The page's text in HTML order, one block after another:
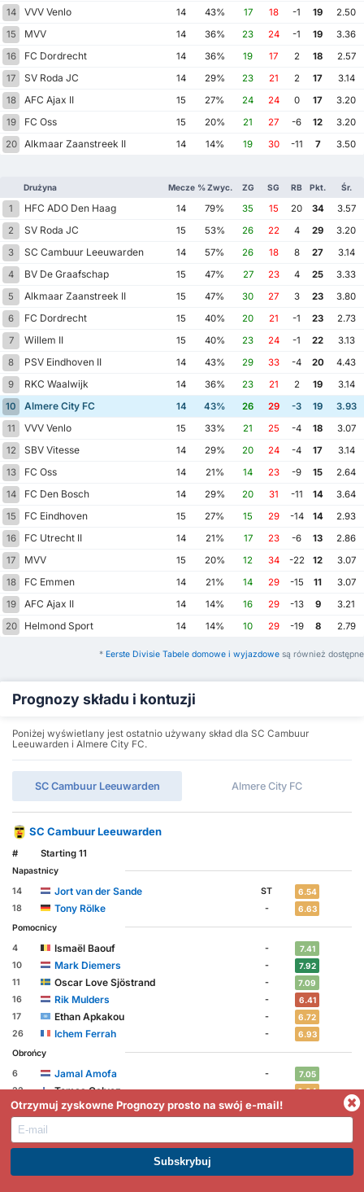
14
VVV Venlo 14 43% 17 18 -1 19
2.50
15
MVV 14 36% 23 24 -1 19
3.36
16
FC Dordrecht 14 36% 19 17 2 18
2.57
17
SV Roda JC 14 29% 23 21 2 17
3.14
18
AFC Ajax II 15 27% 24 24 0 17
3.20
19
FC Oss 15 20% 21 27 -6 12
3.20
20
Alkmaar Zaanstreek II 14 14% 19 30 -11 7 3.50
Drużyna Mecze % Zwyc. ZG SG RB Pkt. Śr.
1 HFC ADO Den Haag 14 79% 35 15 20 34
3.57
2
SV Roda JC 15 53% 26 22 4 29
3.20
3
SC Cambuur Leeuwarden 14 57% 26 18 8 27
3.14
4
BV De Graafschap 15 47% 27 23 4 25
3.33
5
Alkmaar Zaanstreek II 15 47% 30 27 3 23
3.80
6
FC Dordrecht 15 40% 20 21 -1 23
2.73
7
Willem II 15 40% 23 24 -1 22
3.13
8
PSV Eindhoven II 14 43% 29 33 -4 20
4.43
9
RKC Waalwijk 14 36% 23 21 2 19
3.14
10
Almere City FC 14 43% 26 29 -3 19
3.93
11
VVV Venlo 15 33% 21 25 -4 18
3.07
12
SBV Vitesse 14 29% 20 24 -4 17
3.14
13
FC Oss 14 21% 14 23 -9 15
2.64
14
FC Den Bosch 14 29% 20 31 -11 14
3.64
15
FC Eindhoven 15 27% 15 29 -14 14
2.93
16
FC Utrecht II 14 21% 17 23 -6 13
2.86
17
MVV 15 20% 12 34 -22 12
3.07
18
FC Emmen 14 21% 14 29 -15 11
3.07
19
AFC Ajax II 14 14% 16 29 -13 9
3.21
20
Helmond Sport 14 14% 10 29 -19 8 2.79
* Eerste Divisie Tabele domowe i wyjazdowe są również dostępne
Prognozy składu i kontuzji
Poniżej wyświetlany jest ostatnio używany skład dla SC Cambuur
Leeuwarden i Almere City FC.
SC Cambuur Leeuwarden Almere City FC
SC Cambuur Leeuwarden
# Starting 11
Napastnicy
14
Jort van der Sande ST 6.54
18 Tony Rölke - 6.63
Pomocnicy
4
Ismaël Baouf - 7.41
10 Mark Diemers - 7.92
11 Oscar Love Sjöstrand - 7.09
16 Rik Mulders - 6.41
17 Ethan Apkakou - 6.72
26 Ichem Ferrah - 6.93
Obrońcy
6
Jamal Amofa - 7.05
22 Tomas Galvez - 6.84
Bramkarz
Napastnicy
DOŁĄCZ DO PREMIUM. ZARABIAJ JUŻ DZIŚ
Otrzymuj zyskowne Prognozy prosto na swój e-mail!